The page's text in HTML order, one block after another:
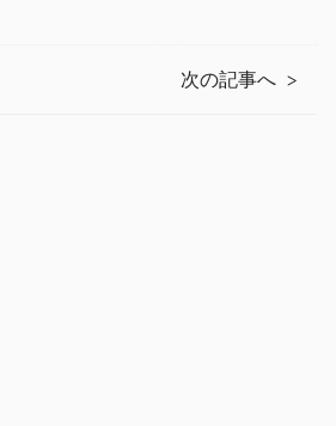
次の記事へ